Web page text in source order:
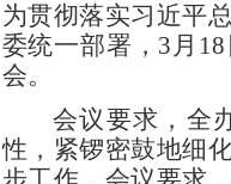
为贯彻落实习近平
委统一部署， 3 月 18
会。
会议要求，全
性 ， 紧锣密鼓地细